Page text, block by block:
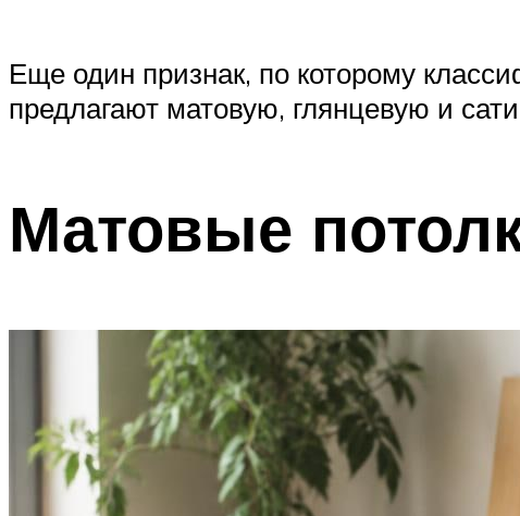
Еще один признак, по которому
предлагают матовую, глянцевую и
Матовые